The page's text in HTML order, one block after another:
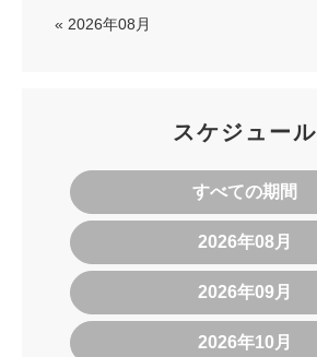
« 2026年08月
スケジュール
すべての期間
2026年08月
2026年09月
2026年10月